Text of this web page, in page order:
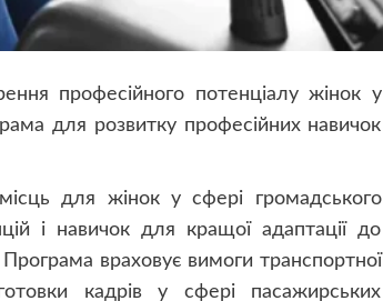
професійного потенціалу жінок у
для розвитку професійних навичок
для жінок у сфері громадського
і навичок для кращої адаптації до
враховує вимоги транспортної
кадрів у сфері пасажирських